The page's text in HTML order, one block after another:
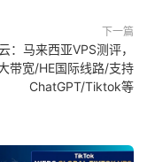
下一篇
：马来西亚VPS测评，
带宽/HE国际线路/支持
ChatGPT/Tiktok等